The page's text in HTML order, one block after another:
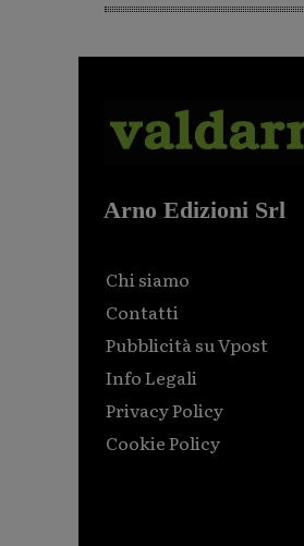
Arno Edizioni Srl
Chi siamo
Contatti
Pubblicità su Vpost
Info Legali
Privacy Policy
Cookie Policy